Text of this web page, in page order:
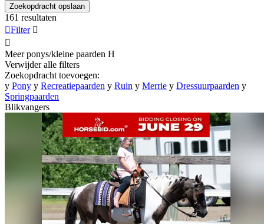
Zoekopdracht opslaan
161 resultaten
Filter 

Meer ponys/kleine paarden H
Verwijder alle filters
Zoekopdracht toevoegen:
y Pony y Recreatiepaarden y Ruin y Merrie y Dressuurpaarden y
Springpaarden
Blikvangers